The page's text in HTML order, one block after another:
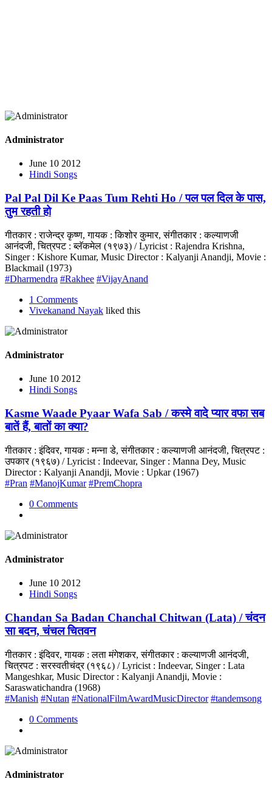
Administrator
June 10 2012
Hindi Songs
Pal Pal Dil Ke Paas Tum Rehti Ho / पल पल दिल के पास,
तुम रहती हो
गीतकार : राजेन्द्र कृष्ण, गायक : किशोर कुमार, संगीतकार : कल्याणजी
आनंदजी, चित्रपट : ब्लॅकमेल (१९७३) / Lyricist : Rajendra Krishna,
Singer : Kishore Kumar, Music Director : Kalyanji Anandji, Movie :
Blackmail (1973)
#Dharmendra #Rakhee #VijayAnand
1 Comments
Vivekanand Nayak liked this
Administrator
June 10 2012
Hindi Songs
Kasme Waade Pyaar Wafa Sab / कस्मे वादे प्यार वफा सब
बातें हैं, बातों का क्या?
गीतकार : इंदिवर, गायक : मन्ना डे, संगीतकार : कल्याणजी आनंदजी, चित्रपट :
उपकार (१९६७) / Lyricist : Indeevar, Singer : Manna Dey, Music
Director : Kalyanji Anandji, Movie : Upkar (1967)
#Pran #ManojKumar #PremChopra
0 Comments
Administrator
June 10 2012
Hindi Songs
Chandan Sa Badan Chanchal Chitwan (Lata) / चंदन
सा बदन, चंचल चितवन
गीतकार : इंदिवर, गायक : लता मंगेशकर, संगीतकार : कल्याणजी आनंदजी,
चित्रपट : सरस्वतीचंद्र (१९६८) / Lyricist : Indeevar, Singer : Lata
Mangeshkar, Music Director : Kalyanji Anandji, Movie :
Saraswatichandra (1968)
#Manish #Nutan #NationalFilmAwardMusicDirector #tandemsong
0 Comments
Administrator